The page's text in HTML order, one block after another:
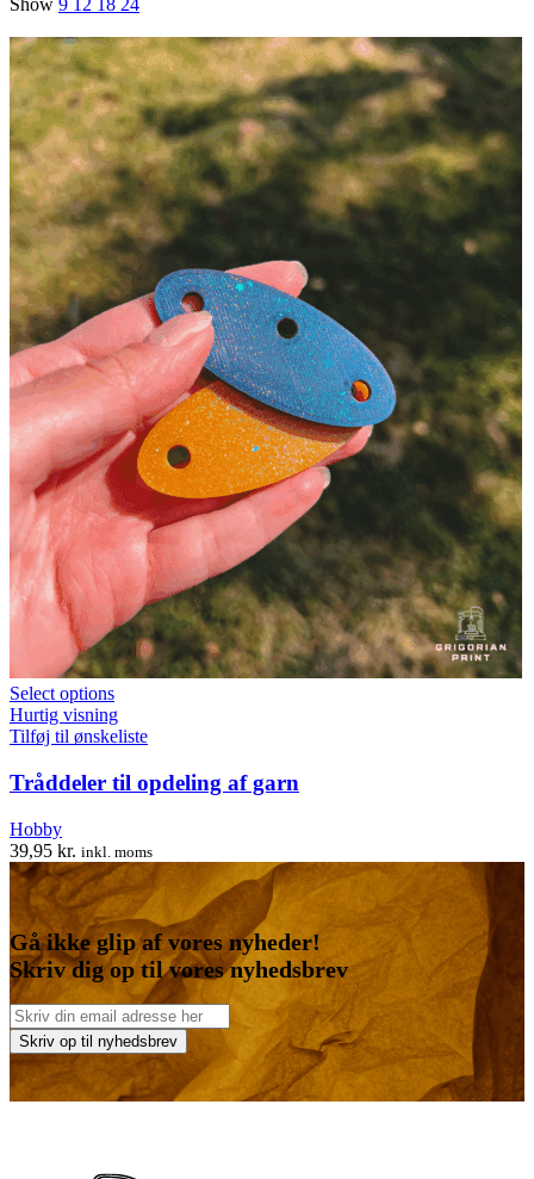
Show 9 12 18 24
Select options
Hurtig visning
Tilføj til ønskeliste
Tråddeler til opdeling af garn
Hobby
39,95 kr. inkl. moms
Gå ikke glip af vores nyheder!
Skriv dig op til vores nyhedsbrev